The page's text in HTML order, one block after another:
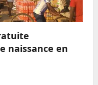
naissance en